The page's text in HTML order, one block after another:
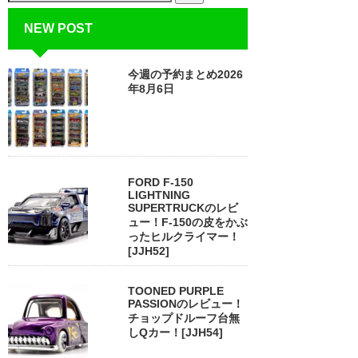
NEW POST
今週の予約まとめ2026
年8月6日
FORD F-150
LIGHTNING
SUPERTRUCKのレビ
ュー！F-150の皮をかぶ
ったヒルクライマー！
[JJH52]
TOONED PURPLE
PASSIONのレビュー！
チョップドルーフ台無
しQカー！[JJH54]